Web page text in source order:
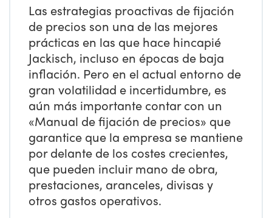
Las estrategias proactivas de fijación
de precios son una de las mejores
prácticas en las que hace hincapié
Jackisch, incluso en épocas de baja
inflación. Pero en el actual entorno de
gran volatilidad e incertidumbre, es
aún más importante contar con un
«Manual de fijación de precios» que
garantice que la empresa se mantiene
por delante de los costes crecientes,
que pueden incluir mano de obra,
prestaciones, aranceles, divisas y
otros gastos operativos.